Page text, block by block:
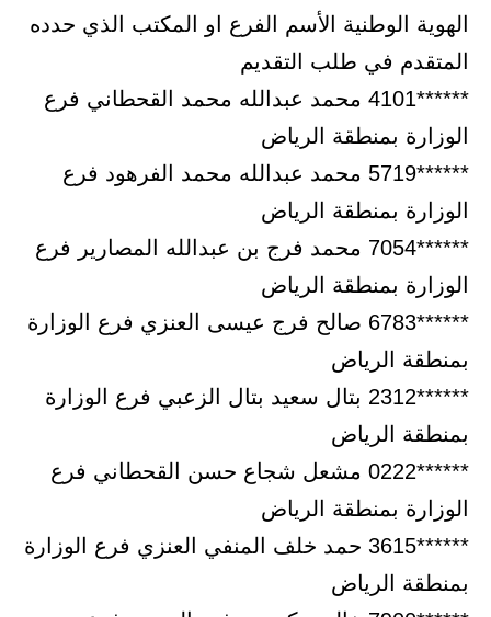
الهوية الوطنية الأسم الفرع او المكتب الذي حدده
المتقدم في طلب التقديم
******4101 محمد عبدالله محمد القحطاني فرع
الوزارة بمنطقة الرياض
******5719 محمد عبدالله محمد الفرهود فرع
الوزارة بمنطقة الرياض
******7054 محمد فرج بن عبدالله المصارير فرع
الوزارة بمنطقة الرياض
******6783 صالح فرج عيسى العنزي فرع الوزارة
بمنطقة الرياض
******2312 بتال سعيد بتال الزعبي فرع الوزارة
بمنطقة الرياض
******0222 مشعل شجاع حسن القحطاني فرع
الوزارة بمنطقة الرياض
******3615 حمد خلف المنفي العنزي فرع الوزارة
بمنطقة الرياض